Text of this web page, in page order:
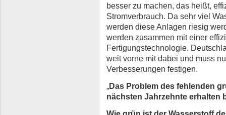
besser zu machen, das heißt,
Stromverbrauch. Da sehr viel
werden diese Anlagen riesig
werden zusammen mit einer
Fertigungstechnologie.
weit vorne mit dabei und muss
Verbesserungen festigen.
„Das Problem des fehlenden
nächsten Jahrzehnte erhalten